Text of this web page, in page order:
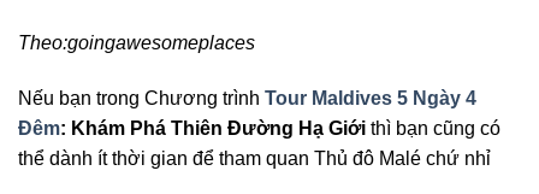
Theo:goingawesomeplaces
Nếu bạn trong Chương trình Tour Maldives 5 Ngày 4
Đêm: Khám Phá Thiên Đường Hạ Giới thì bạn cũng có
thể dành ít thời gian để tham quan Thủ đô Malé chứ nhỉ